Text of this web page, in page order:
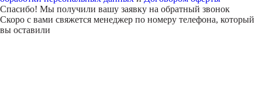
Спасибо! Мы получили вашу заявку на обратный звонок
Скоро с вами свяжется менеджер по номеру телефона, который
вы оставили